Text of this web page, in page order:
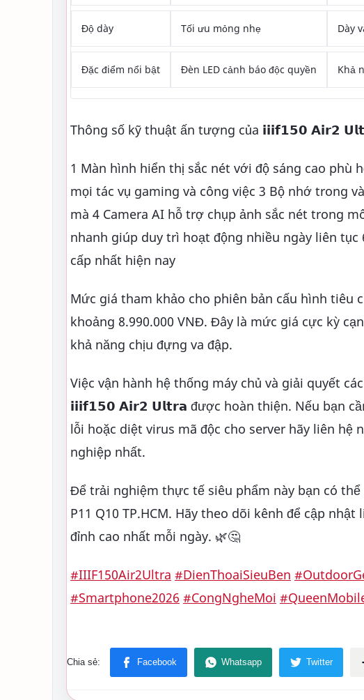
Độ dày Tối ưu mỏng nhẹ Dày
Đặc điểm nổi bật Đèn LED cảnh báo độc quyền Khả
Thông số kỹ thuật ấn tượng của 𝗶𝗶𝗶𝗳𝟭𝟱𝟬 𝗔𝗶𝗿𝟮
1 Màn hình hiển thị sắc nét với độ sáng cao phù
mọi tác vụ gaming và công việc 3 Bộ nhớ trong
mà 4 Camera AI hỗ trợ chụp ảnh sắc nét trong
nhanh giúp duy trì hoạt động nhiều ngày liên
cấp nhất hiện nay
Mức giá tham khảo cho phiên bản cấu hình tiêu
khoảng 8.990.000 VNĐ. Đây là mức giá cực kỳ
khả năng chịu đựng va đập.
Việc vận hành hệ thống máy chủ và giải quyết
𝗶𝗶𝗶𝗳𝟭𝟱𝟬 𝗔𝗶𝗿𝟮 𝗨𝗹𝘁𝗿𝗮 được hoàn thiện. Nếu bạn
lỗi hoặc diệt virus mã độc cho server hãy liên hệ
nghiệp nhất.
Để trải nghiệm thực tế siêu phẩm này bạn có
P11 Q10 TP.HCM. Hãy theo dõi kênh để cập
đỉnh cao nhất mỗi ngày. 🌿🤔
#IIIF150Air2Ultra #DienThoaiSieuBen
#Smartphone2026 #CongNgheMoi